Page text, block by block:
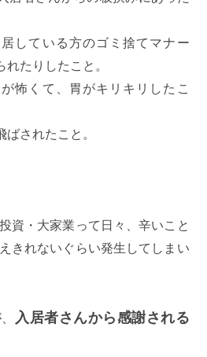
している方のゴミ捨てマナー
たりしたこと。
怖くて、胃がキリキリしたこ
されたこと。
資・大家業って日々、辛いこと
きれないぐらい発生してしまい
入居者さんから感謝される